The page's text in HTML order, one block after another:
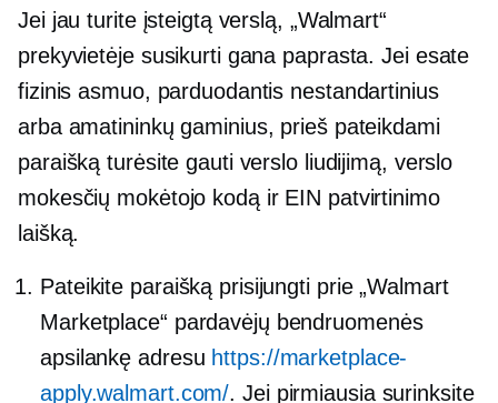
Jei jau turite įsteigtą verslą, „Walmart“
prekyvietėje susikurti gana paprasta. Jei esate
fizinis asmuo, parduodantis nestandartinius
arba amatininkų gaminius, prieš pateikdami
paraišką turėsite gauti verslo liudijimą, verslo
mokesčių mokėtojo kodą ir EIN patvirtinimo
laišką.
Pateikite paraišką prisijungti prie „Walmart
Marketplace“ pardavėjų bendruomenės
apsilankę adresu https://marketplace-
apply.walmart.com/. Jei pirmiausia surinksite